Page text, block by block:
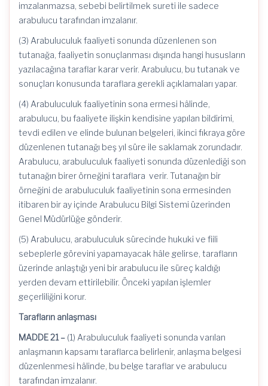
imzalanmazsa, sebebi belirtilmek sureti ile sadece
arabulucu tarafından imzalanır.
(3) Arabuluculuk faaliyeti sonunda düzenlenen son
tutanağa, faaliyetin sonuçlanması dışında hangi hususların
yazılacağına taraflar karar verir. Arabulucu, bu tutanak ve
sonuçları konusunda taraflara gerekli açıklamaları yapar.
(4) Arabuluculuk faaliyetinin sona ermesi hâlinde,
arabulucu, bu faaliyete ilişkin kendisine yapılan bildirimi,
tevdi edilen ve elinde bulunan belgeleri, ikinci fıkraya göre
düzenlenen tutanağı beş yıl süre ile saklamak zorundadır.
Arabulucu, arabuluculuk faaliyeti sonunda düzenlediği son
tutanağın birer örneğini taraflara verir. Tutanağın bir
örneğini de arabuluculuk faaliyetinin sona ermesinden
itibaren bir ay içinde Arabulucu Bilgi Sistemi üzerinden
Genel Müdürlüğe gönderir.
(5) Arabulucu, arabuluculuk sürecinde hukuki ve fiili
sebeplerle görevini yapamayacak hâle gelirse, tarafların
üzerinde anlaştığı yeni bir arabulucu ile süreç kaldığı
yerden devam ettirilebilir. Önceki yapılan işlemler
geçerliliğini korur.
Tarafların anlaşması
MADDE 21 – (1) Arabuluculuk faaliyeti sonunda varılan
anlaşmanın kapsamı taraflarca belirlenir, anlaşma belgesi
düzenlenmesi hâlinde, bu belge taraflar ve arabulucu
tarafından imzalanır.